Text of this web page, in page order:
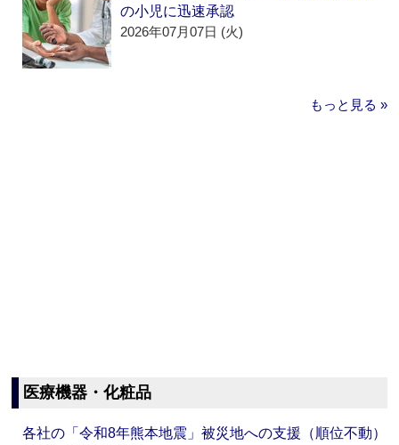
の小児に迅速承認
2026年07月07日 (火)
もっと見る »
医療機器・化粧品
各社の「令和8年熊本地震」被災地への支援（順位不動）